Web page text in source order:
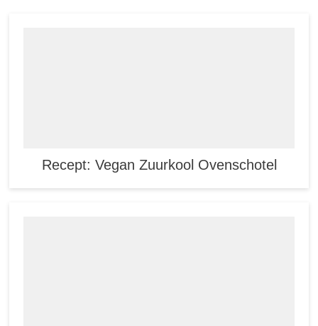
Recept: Vegan Zuurkool Ovenschotel